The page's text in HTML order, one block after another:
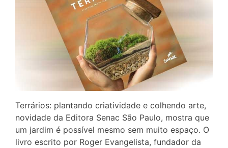
Terrários: plantando criatividade e colhendo arte,
novidade da Editora Senac São Paulo, mostra que
um jardim é possível mesmo sem muito espaço. O
livro escrito por Roger Evangelista, fundador da